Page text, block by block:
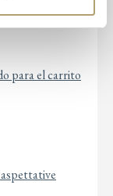
para el carrito